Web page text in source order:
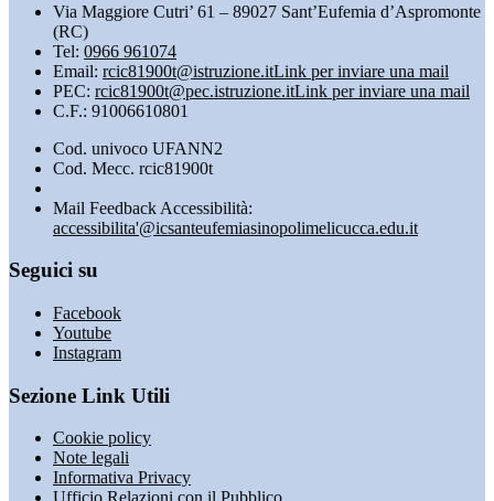
Via Maggiore Cutri’ 61 – 89027 Sant’Eufemia d’Aspromonte
(RC)
Tel: 0966 961074
Email: rcic81900t@istruzione.itLink per inviare una mail
PEC: rcic81900t@pec.istruzione.itLink per inviare una mail
C.F.: 91006610801
Cod. univoco UFANN2
Cod. Mecc. rcic81900t
Mail Feedback Accessibilità:
accessibilita'@icsanteufemiasinopolimelicucca.edu.it
Seguici su
Facebook
Youtube
Instagram
Sezione Link Utili
Cookie policy
Note legali
Informativa Privacy